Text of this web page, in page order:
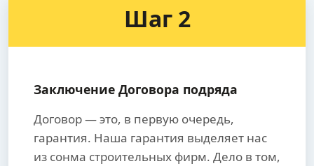
Шаг 2
Заключение Договора подряда
Договор — это, в первую очередь,
гарантия. Наша гарантия выделяет нас
из сонма строительных фирм. Дело в том,